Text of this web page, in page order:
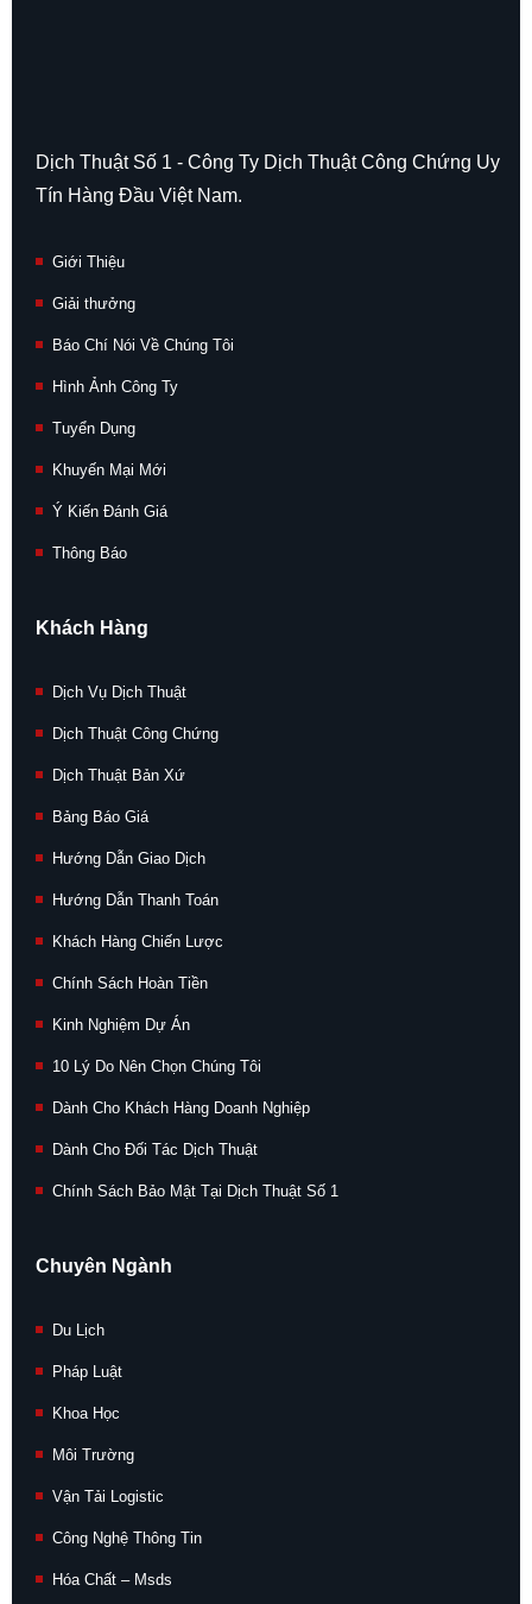
Dịch Thuật Số 1 - Công Ty Dịch Thuật Công Chứng Uy
Tín Hàng Đầu Việt Nam.
Giới Thiệu
Giải thưởng
Báo Chí Nói Về Chúng Tôi
Hình Ảnh Công Ty
Tuyển Dụng
Khuyến Mại Mới
Ý Kiến Đánh Giá
Thông Báo
Khách Hàng
Dịch Vụ Dịch Thuật
Dịch Thuật Công Chứng
Dịch Thuật Bản Xứ
Bảng Báo Giá
Hướng Dẫn Giao Dịch
Hướng Dẫn Thanh Toán
Khách Hàng Chiến Lược
Chính Sách Hoàn Tiền
Kinh Nghiệm Dự Án
10 Lý Do Nên Chọn Chúng Tôi
Dành Cho Khách Hàng Doanh Nghiệp
Dành Cho Đối Tác Dịch Thuật
Chính Sách Bảo Mật Tại Dịch Thuật Số 1
Chuyên Ngành
Du Lịch
Pháp Luật
Khoa Học
Môi Trường
Vận Tải Logistic
Công Nghệ Thông Tin
Hóa Chất – Msds